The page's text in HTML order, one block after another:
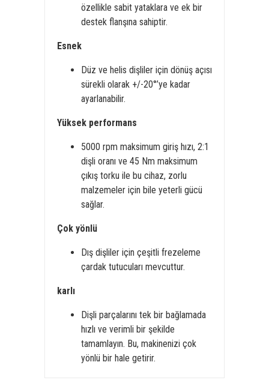
özellikle sabit yataklara ve ek bir
destek flanşına sahiptir.
Esnek
Düz ve helis dişliler için dönüş açısı
sürekli olarak +/-20°’ye kadar
ayarlanabilir.
Yüksek performans
5000 rpm maksimum giriş hızı, 2:1
dişli oranı ve 45 Nm maksimum
çıkış torku ile bu cihaz, zorlu
malzemeler için bile yeterli gücü
sağlar.
Çok yönlü
Dış dişliler için çeşitli frezeleme
çardak tutucuları mevcuttur.
karlı
Dişli parçalarını tek bir bağlamada
hızlı ve verimli bir şekilde
tamamlayın. Bu, makinenizi çok
yönlü bir hale getirir.